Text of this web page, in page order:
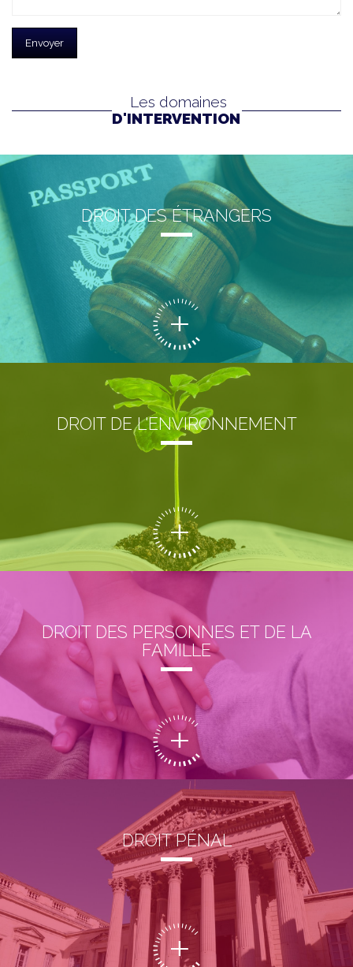
Les domaines
D'INTERVENTION
DROIT DES ÉTRANGERS
DROIT DE L'ENVIRONNEMENT
DROIT DES PERSONNES ET DE LA
FAMILLE
DROIT PÉNAL